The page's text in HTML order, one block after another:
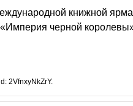
книжной
черной
2VfnxyNkZrY.